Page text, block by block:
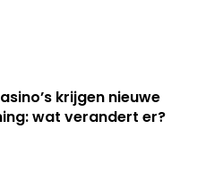
krijgen nieuwe
wat verandert er?